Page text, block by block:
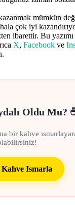
mümkün
hala çok iyi
ibarettir. Bu
X, Facebook ve
Oldu Mu?
bir kahve
Ismarla